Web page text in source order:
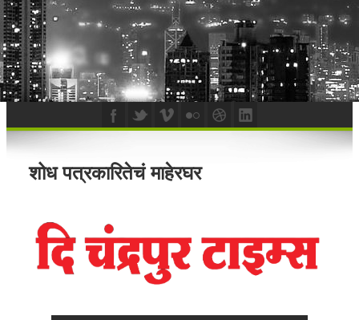
शोध पत्रकारितेचं माहेरघर